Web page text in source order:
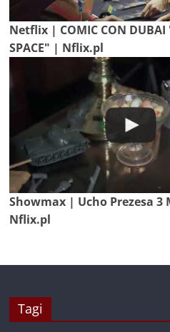
Netflix | COMIC CON DUBAI
SPACE" | Nflix.pl
Showmax | Ucho Prezesa 3
Nflix.pl
Tagi